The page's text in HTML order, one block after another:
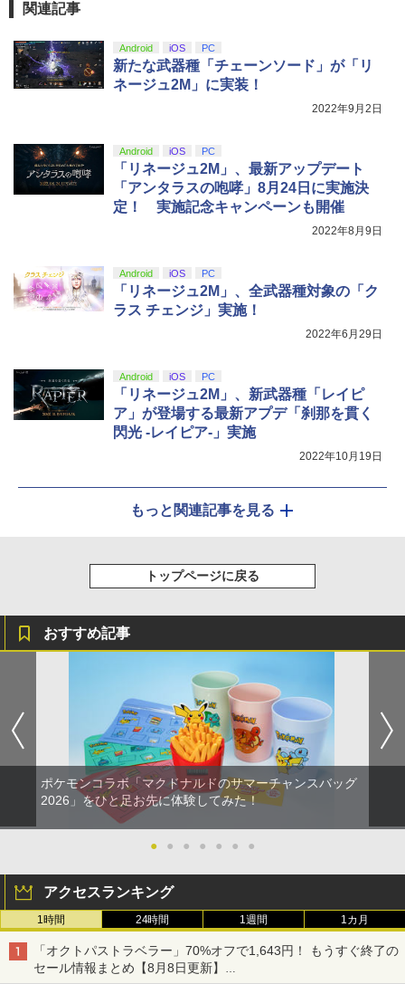
PRO FREAK V2 Aoi （通常版）プロフ
リーク PS5 PS4 NS pro Aoi 凹型 FPS
【定形外郵便のみ送料無料】Playstatio
n 5 特許取得済み 日本製 しまリス堂
￥1,999
5
Switch2 ケース 即納 スイッチ2 Nintend
o Switch Lite 対応 スイッチ スイッチツ
ー ニンテンドー カバー ポーチ キャリン
グケース 新型 ジョイコン ソフト ケーブ
￥1,100
5
【中古】 Blu－ray ファインディング・
ニモ MovieNEX / アニメ / Happinet [Bl
u-ray]【宅配便出荷】
5
ニンテンドープリペイド番号 5000円|オ
ンラインコード版
5
【純正品】DualSense ワイヤレスコン
トローラー(CFI-ZCT2J)
5
【国内正規品】Thrustmaster スラスト
マスター TH8S シフター - PC、PS4、P
S5、PS5 Pro、Xbox One、Xbox Serie
s X|S 対応の高精度 H パターン シフター
￥8,698
5
【Amazon.co.jp限定】劇場版モノノ怪
第三章 蛇神 (オリジナル特典:オリジナル
巾着＋メーカー特典:【坤と離】二振りの
剣、十翼より来たる！スタジオ描き下ろ
しイラストボード付) [DVD]
関連記事
Android iOS PC
新たな武器種「チェーンソード」が「リ
ネージュ2M」に実装！
2022年9月2日
Android iOS PC
「リネージュ2M」、最新アップデート
「アンタラスの咆哮」8月24日に実施決
定！ 実施記念キャンペーンも開催
2022年8月9日
Android iOS PC
「リネージュ2M」、全武器種対象の「ク
ラス チェンジ」実施！
2022年6月29日
Android iOS PC
「リネージュ2M」、新武器種「レイピ
ア」が登場する最新アプデ「刹那を貫く
閃光 -レイピア-」実施
2022年10月19日
もっと関連記事を見る
トップページに戻る
おすすめ記事
ポケモンコラボ「マクドナルドのサマーチャンスバッグ
2026」をひと足お先に体験してみた！
● ● ● ● ● ● ●
アクセスランキング
1時間 24時間 1週間 1カ月
「オクトパストラベラー」70%オフで1,643円！ もうすぐ終了の
セール情報まとめ【8月8日更新】